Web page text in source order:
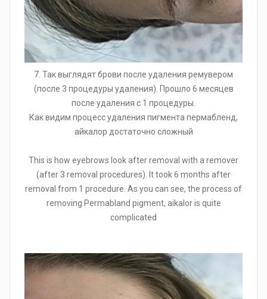
7. Так выглядят брови после удаления ремувером
(после 3 процедуры удаления). Прошло 6 месяцев
после удаления с 1 процедуры.
Как видим процесс удаления пигмента пермабленд,
айкалор достаточно сложный
This is how eyebrows look after removal with a remover
(after 3 removal procedures). It took 6 months after
removal from 1 procedure. As you can see, the process of
removing Permabland pigment, aikalor is quite
complicated